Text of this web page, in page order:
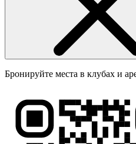
Бронируйте места в клубах и